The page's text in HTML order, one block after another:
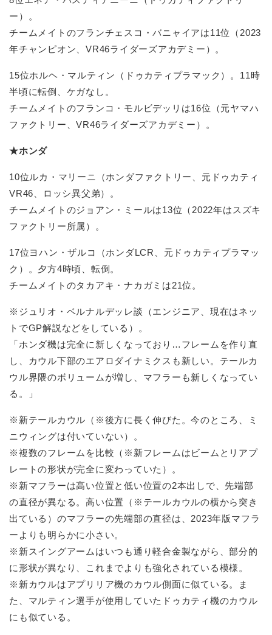
ー）。
チームメイトのフランチェスコ・バニャイアは11位（2023
年チャンピオン、VR46ライダーズアカデミー）。
15位ホルヘ・マルティン（ドゥカティプラマック）。11時
半頃に転倒、ケガなし。
チームメイトのフランコ・モルビデッリは16位（元ヤマハ
ファクトリー、VR46ライダーズアカデミー）。
★ホンダ
10位ルカ・マリーニ（ホンダファクトリー、元ドゥカティ
VR46、ロッシ異父弟）。
チームメイトのジョアン・ミールは13位（2022年はスズキ
ファクトリー所属）。
17位ヨハン・ザルコ（ホンダLCR、元ドゥカティプラマッ
ク）。夕方4時頃、転倒。
チームメイトのタカアキ・ナカガミは21位。
※ジュリオ・ベルナルデッレ談（エンジニア、現在はネッ
トでGP解説などをしている）。
「ホンダ機は完全に新しくなっており…フレームを作り直
し、カウル下部のエアロダイナミクスも新しい。テールカ
ウル界隈のボリュームが増し、マフラーも新しくなってい
る。」
※新テールカウル（※後方に長く伸びた。今のところ、ミ
ニウィングは付いていない）。
※複数のフレームを比較（※新フレームはビームとリアプ
レートの形状が完全に変わっていた）。
※新マフラーは高い位置と低い位置の2本出しで、先端部
の直径が異なる。高い位置（※テールカウルの横から突き
出ている）のマフラーの先端部の直径は、2023年版マフラ
ーよりも明らかに小さい。
※新スイングアームはいつも通り軽合金製ながら、部分的
に形状が異なり、これまでよりも強化されている模様。
※新カウルはアプリリア機のカウル側面に似ている。ま
た、マルティン選手が使用していたドゥカティ機のカウル
にも似ている。